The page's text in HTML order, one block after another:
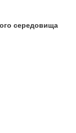
середовища